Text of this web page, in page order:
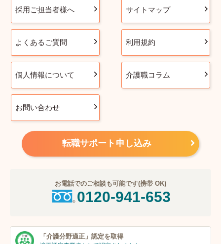
採用ご担当者様へ サイトマップ
よくあるご質問 利用規約
個人情報について 介護職コラム
お問い合わせ
転職サポート申し込み
お電話でのご相談も可能です(携帯 OK)
0120-941-653
「介護分野適正」 認定を取得